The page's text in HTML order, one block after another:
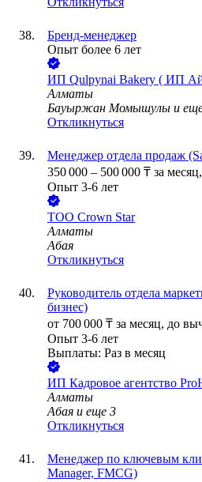
Бренд-менеджер
Опыт более 6 лет
ИП Qulpynai Bakery ( ИП
Алматы
Бауыржан Момышулы и
Откликнуться
Менеджер отдела продаж
350 000 – 500 000 ₸ за месяц,
Опыт 3-6 лет
ТОО Crown Star
Алматы
Абая
Откликнуться
Руководитель отдела
бизнес)
от 700 000 ₸ за месяц, до
Опыт 3-6 лет
Выплаты: Раз в месяц
ИП Кадровое агентство
Алматы
Абая и еще 3
Откликнуться
Менеджер по ключевым
Manager, FMCG)